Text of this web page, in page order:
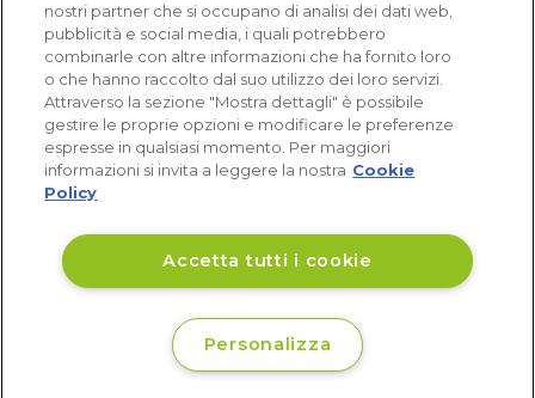
Disponibile
nostri partner che si occupano di analisi dei dati web,
pubblicità e social media, i quali potrebbero
combinarle con altre informazioni che ha fornito loro
o che hanno raccolto dal suo utilizzo dei loro servizi.
Attraverso la sezione "Mostra dettagli" è possibile
gestire le proprie opzioni e modificare le preferenze
espresse in qualsiasi momento. Per maggiori
informazioni si invita a leggere la nostra Cookie
Policy
Accetta tutti i cookie
Personalizza